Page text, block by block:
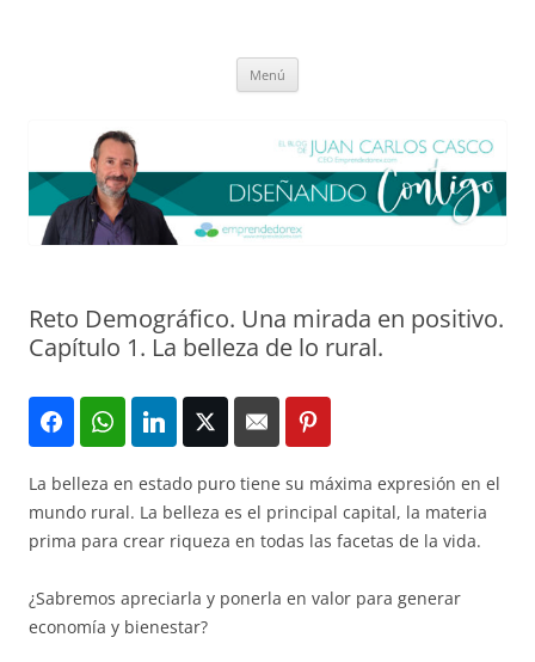
Menú
Reto Demográfico. Una mirada en positivo.
Capítulo 1. La belleza de lo rural.
La belleza en estado puro tiene su máxima expresión en el
mundo rural. La belleza es el principal capital, la materia
prima para crear riqueza en todas las facetas de la vida.
¿Sabremos apreciarla y ponerla en valor para generar
economía y bienestar?